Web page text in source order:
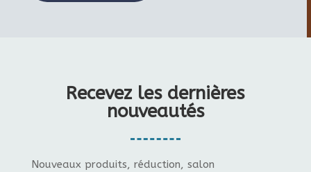
Recevez les dernières
nouveautés
Nouveaux produits, réduction, salon